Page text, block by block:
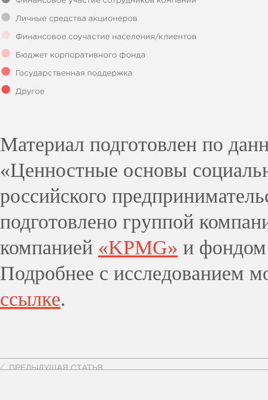
Материал подготовлен по
«Ценностные основы
российского
подготовлено группой
компанией «KPMG» и
Подробнее с исследованием
ссылке.
ПРЕДЫДУЩАЯ СТАТЬЯ